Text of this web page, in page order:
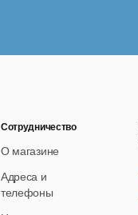
Сотрудничество
О магазине
Адреса и
телефоны